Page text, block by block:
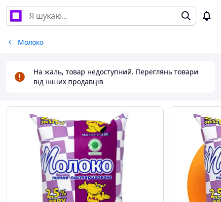
Молоко
На жаль, товар недоступний. Переглянь товари
від інших продавців